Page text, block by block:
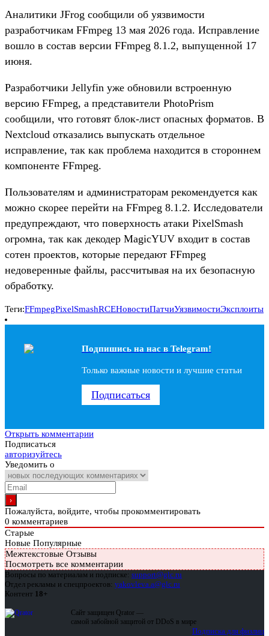
Аналитики JFrog сообщили об уязвимости
разработчикам FFmpeg 13 мая 2026 года. Исправление
вошло в состав версии FFmpeg 8.1.2, выпущенной 17
июня.
Разработчики Jellyfin уже обновили встроенную
версию FFmpeg, а представители PhotoPrism
сообщили, что готовят блок-лист опасных форматов. В
Nextcloud отказались выпускать отдельное
исправление, так как проблема находится в стороннем
компоненте FFmpeg.
Пользователям и администраторам рекомендуется как
можно скорее перейти на FFmpeg 8.1.2. Исследователи
предупреждают, что поверхность атаки PixelSmash
огромна, так как декодер MagicYUV входит в состав
сотен проектов, которые передают FFmpeg
недоверенные файлы, рассчитывая на их безопасную
обработку.
Теги:FFmpegPixelSmashRCEНовостиПатчиУязвимостиЭксплоиты
Подпишись на наc в Telegram!
Только важные новости и лучшие статьи
Подписаться
Открыть комментарии
Подписаться
авторизуйтесь
Уведомить о
Пожалуйста, войдите, чтобы прокомментировать
0 комментариев
Старые
Новые Популярные
Межтекстовые Отзывы
Посмотреть все комментарии
Вопросы по материалам и подписке: support@glc.ru
Отдел рекламы и спецпроектов: yakovleva.a@glc.ru
Контент 18+
Сайт защищен Qrator —
самой забойной защитой от DDoS в мире
Подписка для физлиц